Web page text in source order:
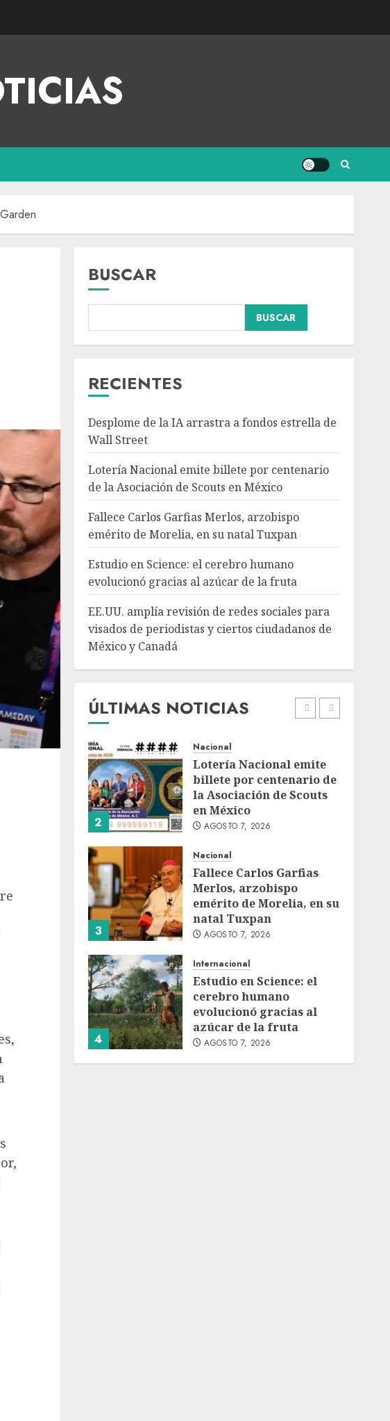
BUSCAR
BUSCAR
RECIENTES
Desplome de la IA arrastra a fondos estrella de
Wall Street
Lotería Nacional emite billete por centenario
de la Asociación de Scouts en México
Fallece Carlos Garfias Merlos, arzobispo
emérito de Morelia, en su natal Tuxpan
Estudio en Science: el cerebro humano
evolucionó gracias al azúcar de la fruta
EE.UU. amplía revisión de redes sociales para
visados de periodistas y ciertos ciudadanos de
México y Canadá
ÚLTIMAS NOTICIAS
3
Fallece Carlos Garfias
Merlos, arzobispo
4
Internacional
cerebro humano
evolucionó gracias al
azúcar de la fruta
AGOSTO 7, 2026
5
Internacional
EE.UU. amplía revisión
de redes sociales para
visados de periodistas y
ciertos ciudadanos de
México y Canadá
AGOSTO 7, 2026
1
estrella de Wall Street
AGOSTO 7, 2026
2
Nacional
Lotería Nacional emite
billete por centenario de
la Asociación de Scouts
en México
AGOSTO 7, 2026
3
Nacional
Fallece Carlos Garfias
Merlos, arzobispo
emérito de Morelia, en su
natal Tuxpan
AGOSTO 7, 2026
4
Internacional
Estudio en Science: el
cerebro humano
evolucionó gracias al
azúcar de la fruta
AGOSTO 7, 2026